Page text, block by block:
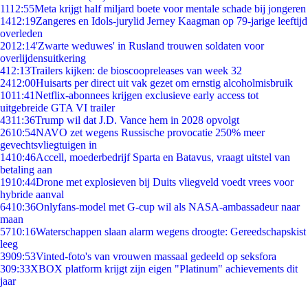
1112:55Meta krijgt half miljard boete voor mentale schade bij jongeren
1412:19Zangeres en Idols-jurylid Jerney Kaagman op 79-jarige leeftijd
overleden
2012:14'Zwarte weduwes' in Rusland trouwen soldaten voor
overlijdensuitkering
412:13Trailers kijken: de bioscoopreleases van week 32
2412:00Huisarts per direct uit vak gezet om ernstig alcoholmisbruik
1011:41Netflix-abonnees krijgen exclusieve early access tot
uitgebreide GTA VI trailer
4311:36Trump wil dat J.D. Vance hem in 2028 opvolgt
2610:54NAVO zet wegens Russische provocatie 250% meer
gevechtsvliegtuigen in
1410:46Accell, moederbedrijf Sparta en Batavus, vraagt uitstel van
betaling aan
1910:44Drone met explosieven bij Duits vliegveld voedt vrees voor
hybride aanval
6410:36Onlyfans-model met G-cup wil als NASA-ambassadeur naar
maan
5710:16Waterschappen slaan alarm wegens droogte: Gereedschapskist
leeg
3909:53Vinted-foto's van vrouwen massaal gedeeld op seksfora
309:33XBOX platform krijgt zijn eigen "Platinum" achievements dit
jaar